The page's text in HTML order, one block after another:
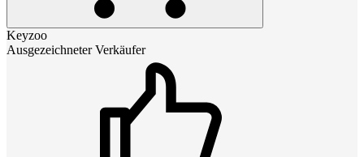
Keyzoo
Ausgezeichneter Verkäufer